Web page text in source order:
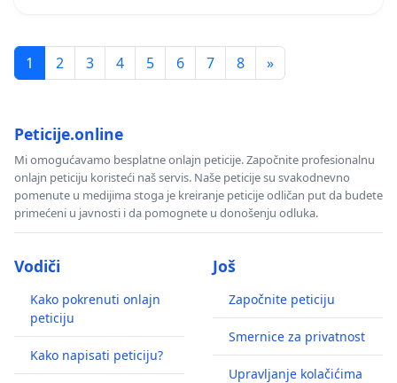
1 2 3 4 5 6 7 8 »
Peticije.online
Mi omogućavamo besplatne onlajn peticije. Započnite profesionalnu
onlajn peticiju koristeći naš servis. Naše peticije su svakodnevno
pomenute u medijima stoga je kreiranje peticije odličan put da budete
primećeni u javnosti i da pomognete u donošenju odluka.
Vodiči
Kako pokrenuti onlajn
peticiju
Kako napisati peticiju?
Još
Započnite peticiju
Smernice za privatnost
Upravljanje kolačićima